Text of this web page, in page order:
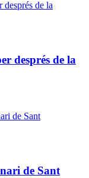
després de la
de Sant